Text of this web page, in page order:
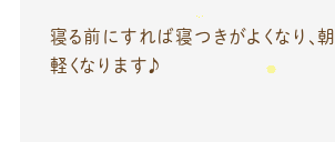
寝る前にすれば寝つきがよくなり、
軽くなります♪